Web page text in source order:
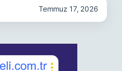
Temmuz 17, 2026